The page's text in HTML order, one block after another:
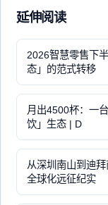
延伸阅读
2026智慧零售下
态」的范式转移
月出4500杯：一
饮」生态 | D
从深圳南山到迪
全球化远征纪实